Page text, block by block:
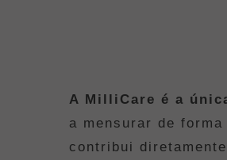
A MilliCare é a
a mensurar de
contribui